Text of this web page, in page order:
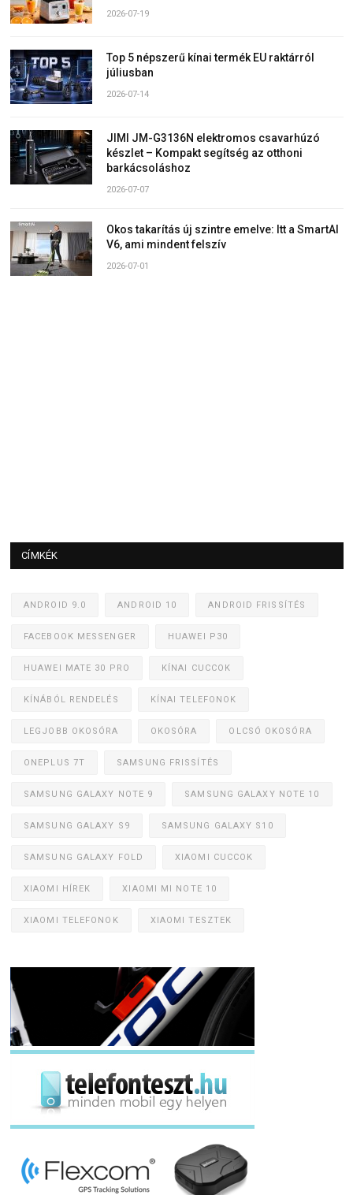
2026-07-19
Top 5 népszerű kínai termék EU raktárról
júliusban
2026-07-14
JIMI JM-G3136N elektromos csavarhúzó
készlet – Kompakt segítség az otthoni
barkácsoláshoz
2026-07-07
Okos takarítás új szintre emelve: Itt a SmartAI
V6, ami mindent felszív
2026-07-01
CÍMKÉK
ANDROID 9.0 ANDROID 10 ANDROID FRISSÍTÉS
FACEBOOK MESSENGER HUAWEI P30
HUAWEI MATE 30 PRO KÍNAI CUCCOK
KÍNÁBÓL RENDELÉS KÍNAI TELEFONOK
LEGJOBB OKOSÓRA OKOSÓRA OLCSÓ OKOSÓRA
ONEPLUS 7T SAMSUNG FRISSÍTÉS
SAMSUNG GALAXY NOTE 9 SAMSUNG GALAXY NOTE 10
SAMSUNG GALAXY S9 SAMSUNG GALAXY S10
SAMSUNG GALAXY FOLD XIAOMI CUCCOK
XIAOMI HÍREK XIAOMI MI NOTE 10
XIAOMI TELEFONOK XIAOMI TESZTEK